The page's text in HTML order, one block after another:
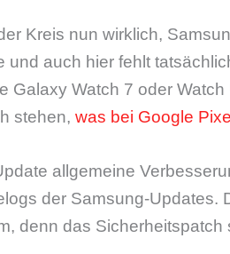
Kreis nun wirklich,
und auch hier fehlt
Galaxy Watch 7 oder
stehen, was bei Google
allgemeine
der Samsung-Updates.
denn das